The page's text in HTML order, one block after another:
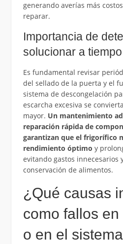
generando averías más
reparar.
Importancia de
solucionar a tiempo
Es fundamental revisar
del sellado de la puerta y el
sistema de descongelación
escarcha excesiva se
mayor. Un mantenimiento
reparación rápida de
garantizan que el frigorífico
rendimiento óptimo y
evitando gastos innecesarios
conservación de alimentos.
¿Qué causas
como fallos
o en el